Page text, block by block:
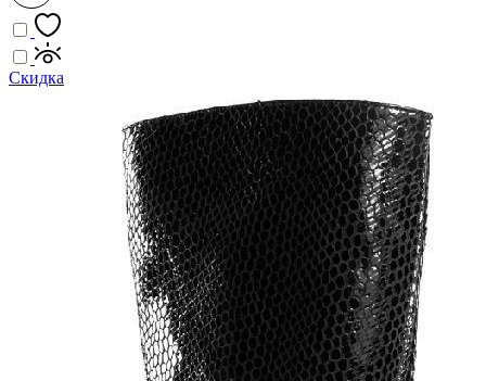
Скидка